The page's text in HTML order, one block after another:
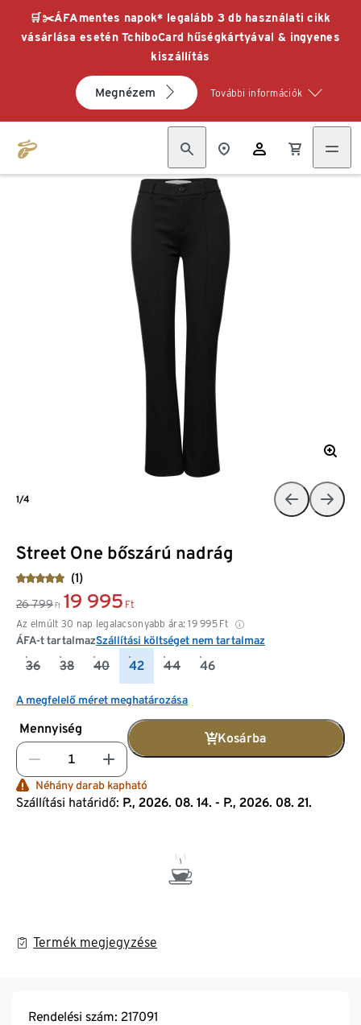
🛒✂️ÁFAmentes napok* legalább 3 db használati cikk
vásárlása esetén TchiboCard hűségkártyával & ingyenes
kiszállítás
Megnézem További információk
Street One bőszárú nadrág
(1)
26 799 Ft 19 995 Ft
Az elmúlt 30 nap legalacsonyabb ára: 19 995 Ft
ÁFA-t tartalmazSzállítási költséget nem tartalmaz
36 38 40 42 44 46
A megfelelő méret meghatározása
Mennyiség
Kosárba
Néhány darab kapható
Szállítási határidő: P., 2026. 08. 14. - P., 2026. 08. 21.
Termék megjegyzése
1/4
Rendelési szám: 217091